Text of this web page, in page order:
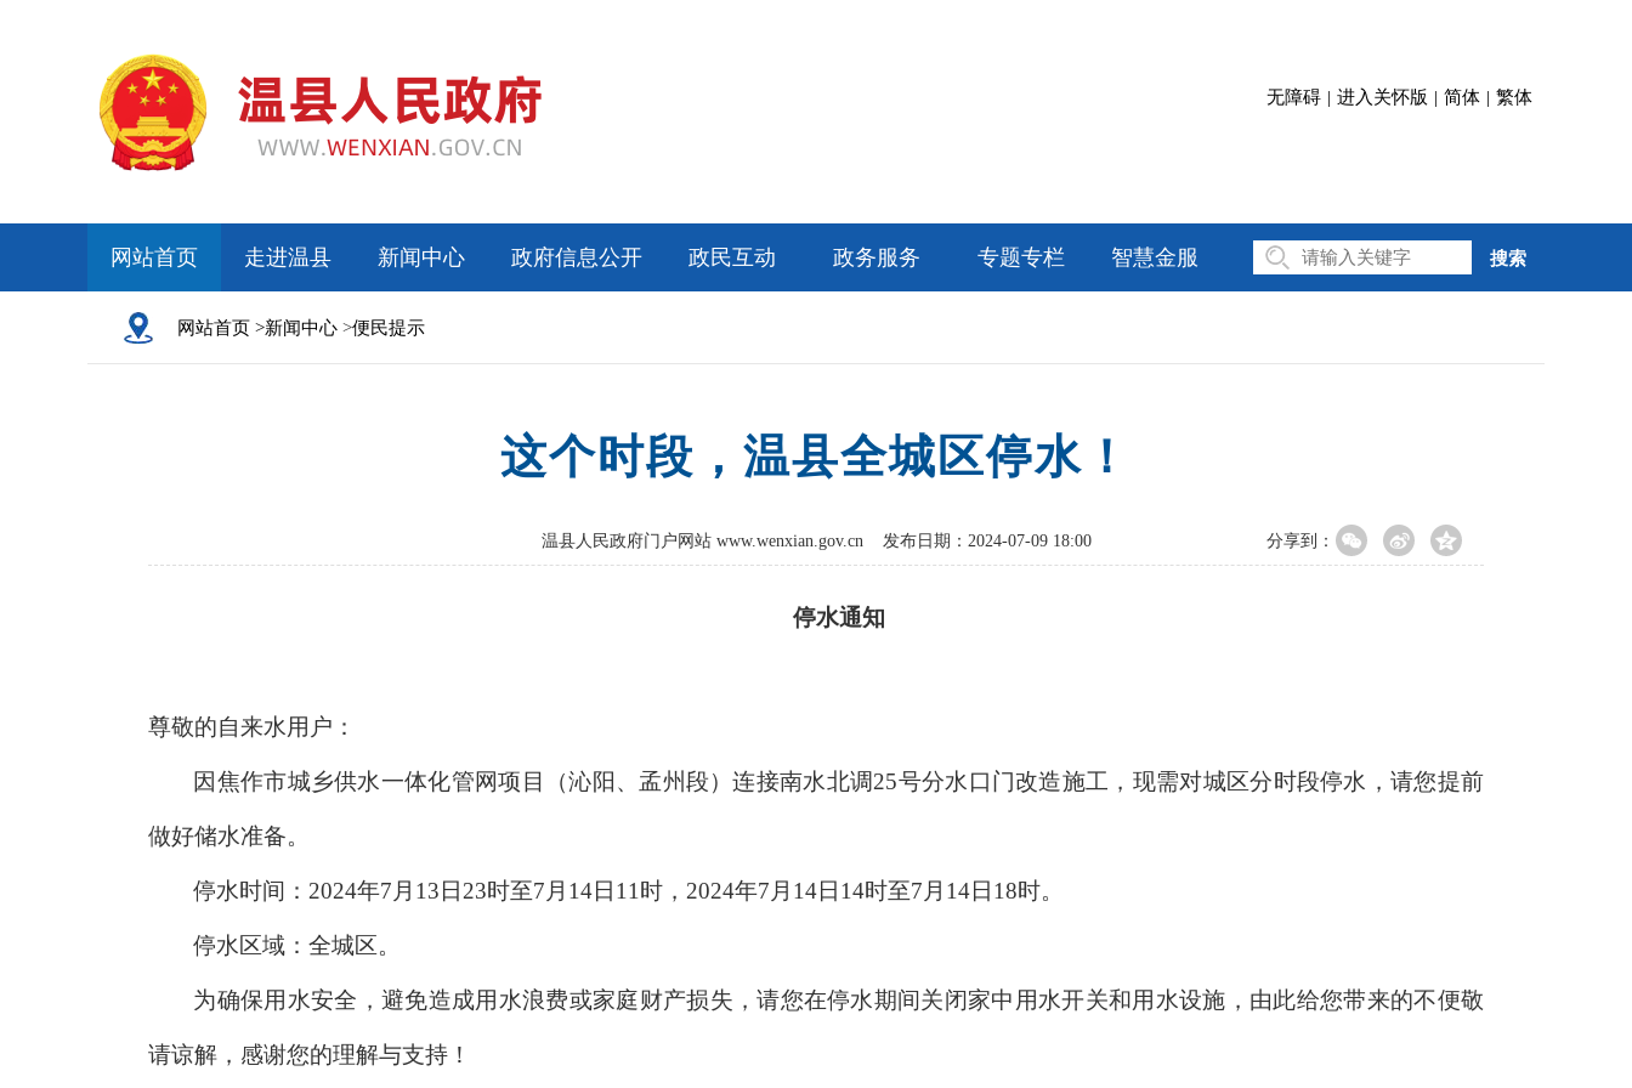
繁体
|
简体
|
进入关怀版
|
无障碍
网站首页 走进温县 新闻中心 政府信息公开 政民互动 政务服务 专题专栏 智慧金服 搜索
网站首页 >新闻中心 >便民提示
这个时段，温县全城区停水！
温县人民政府门户网站 www.wenxian.gov.cn 发布日期：2024-07-09 18:00 分享到：
停水通知
尊敬的自来水用户：
因焦作市城乡供水一体化管网项目（沁阳、孟州段）连接南水北调25号分水口门改造施工，现需对城区分时段停水，请您提前
做好储水准备。
停水时间： 2024年7月13日23时至7月14日11时， 2024年7月14日14时至7月14日18时。
停水区域：全城区。
为确保用水安全，避免造成用水浪费或家庭财产损失，请您在停水期间关闭家中用水开关和用水设施，由此给您带来的不便敬
请谅解，感谢您的理解与支持！